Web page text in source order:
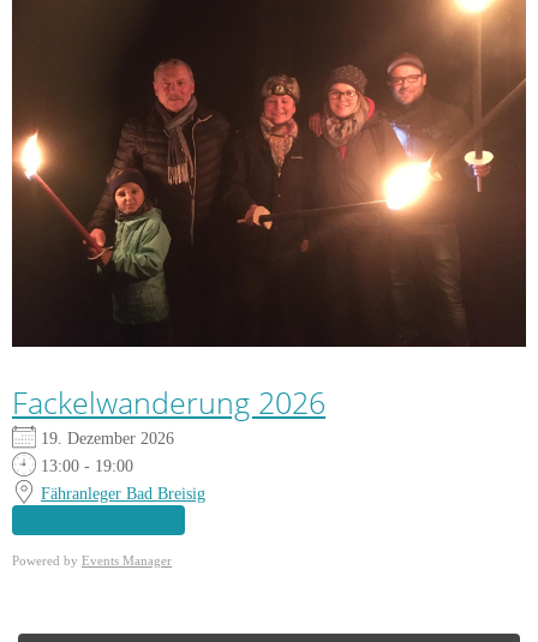
Fackelwanderung 2026
19. Dezember 2026
13:00 - 19:00
Fähranleger Bad Breisig
Powered by Events Manager